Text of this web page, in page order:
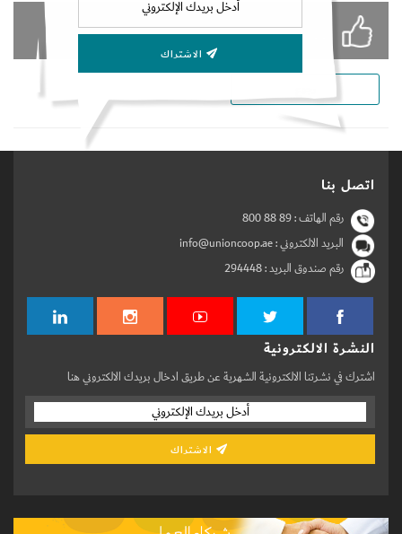
الأكثر إعجابا
اتصل بنا
رقم الهاتف :800 88 89
البريد الالكتروني : info@unioncoop.ae
رقم صندوق البريد :294448
النشرة الالكترونية
اشترك في نشرتنا الالكترونية الشهرية عن طريق ادخال بريدك الالكتروني هنا